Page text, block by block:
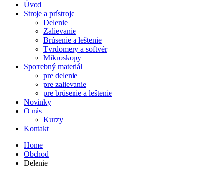
Úvod
Stroje a prístroje
Delenie
Zalievanie
Brúsenie a leštenie
Tvrdomery a softvér
Mikroskopy
Spotrebný materiál
pre delenie
pre zalievanie
pre brúsenie a leštenie
Novinky
O nás
Kurzy
Kontakt
Home
Obchod
Delenie